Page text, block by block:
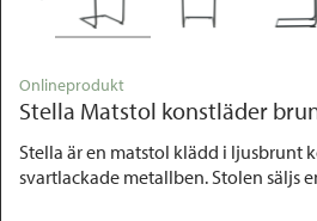
Onlineprodukt
Stella Matstol konstläder
Stella är en matstol klädd i ljusbrunt
svartlackade metallben. Stolen säljs